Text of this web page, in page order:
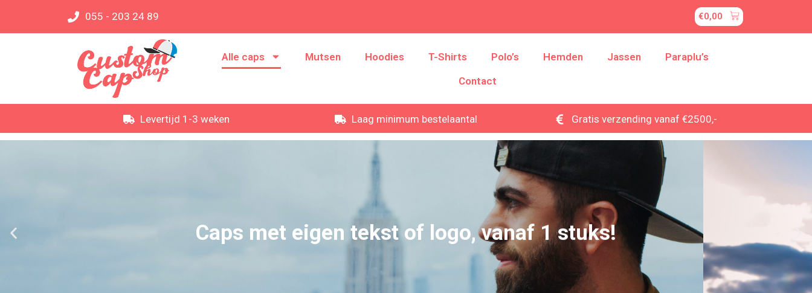
055 - 203 24 89 €0,00
Alle caps Mutsen Hoodies T-Shirts Polo’s Hemden Jassen
Paraplu’s
Contact
Levertijd 1-3 weken Laag minimum bestelaantal Gratis verzending vanaf €2500,-
Caps met eigen tekst of logo, vanaf 1 stuks!